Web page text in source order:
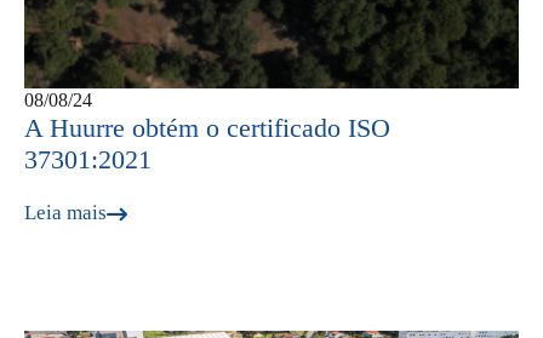
08/08/24
A Huurre obtém o certificado ISO
37301:2021
Leia mais